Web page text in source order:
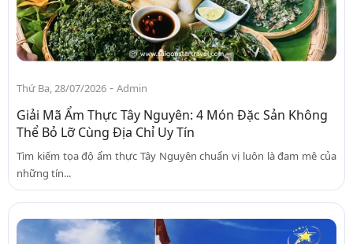
Thứ Ba, 28/07/2026 - Admin
Giải Mã Ẩm Thực Tây Nguyên: 4 Món Đặc Sản Không
Thể Bỏ Lỡ Cùng Địa Chỉ Uy Tín
Tìm kiếm tọa độ ẩm thực Tây Nguyên chuẩn vị luôn là đam mê của
những tín...